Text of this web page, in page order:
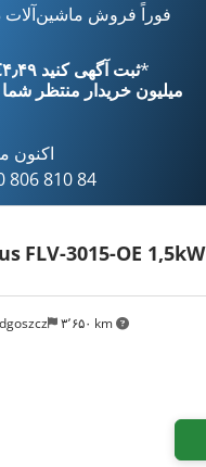
فوراً فروش
اکنون از ‎€۴٫۴۹ ثبت آگهی کنید*
۱۱ میلیون خریدار منتظر
اکنون
806 810 84
۳٬۶۵۰ km
FLV-3015-OE 1,5kW